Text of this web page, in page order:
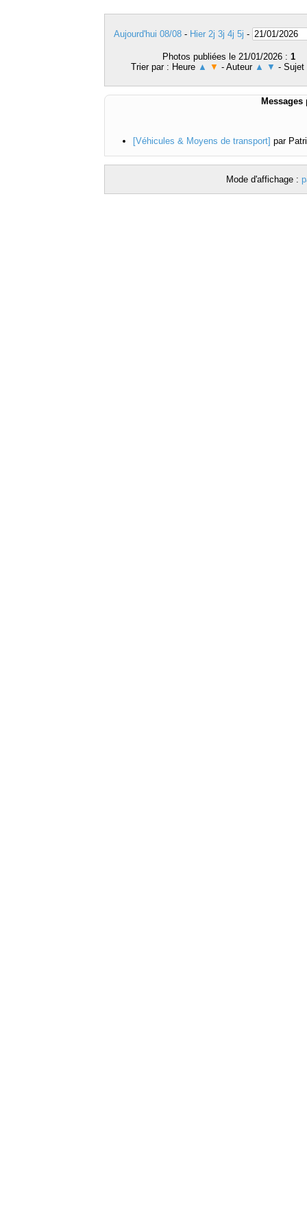
Aujourd'hui 08/08 - Hier 2j 3j 4j 5j -
Photos publiées le 21/01/2026 : 1
Trier par : Heure ▲ ▼ - Auteur ▲ ▼ - Sujet
[Véhicules & Moyens de transport] par
Mode d'affichage :